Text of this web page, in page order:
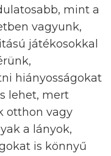
mint a
vagyunk,
játékosokkal
hiányosságokat
lehet, mert
otthon vagy
a lányok,
is könnyű